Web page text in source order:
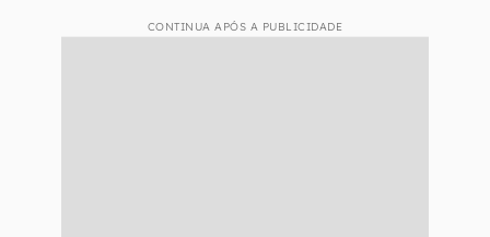
CONTINUA APÓS A PUBLICIDADE